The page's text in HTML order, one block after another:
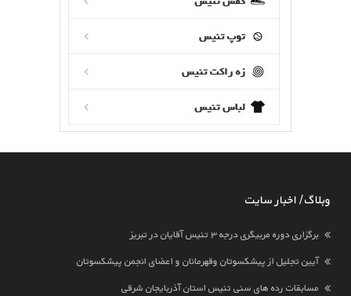
وبلاگ / اخبار سایت
برگزاری دوره مربیگری درجه ۳ تنیس آقایان در تبریز
آیین تجلیل از پیشکسوتان وقهرمانان و اعضای انجمن پیشکسوتان
مسابقات رده های سنی تنیس استان آذربایجان شرقی